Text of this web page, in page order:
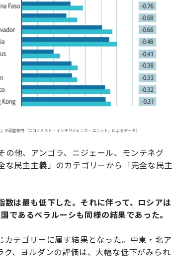
調査部門「エコノミスト・インテリジェンス・ユニット」によるデータ）
他、アンゴラ、ニジェール、モンテネグ
民主主義」のカテゴリーから「完全な民主
は最も低下した。それに伴って、ロシアは
あるベラルーシも同様の結果であった。
テゴリーに属す結果となった。中東・北ア
、ヨルダンの評価は、大幅な低下がみられ